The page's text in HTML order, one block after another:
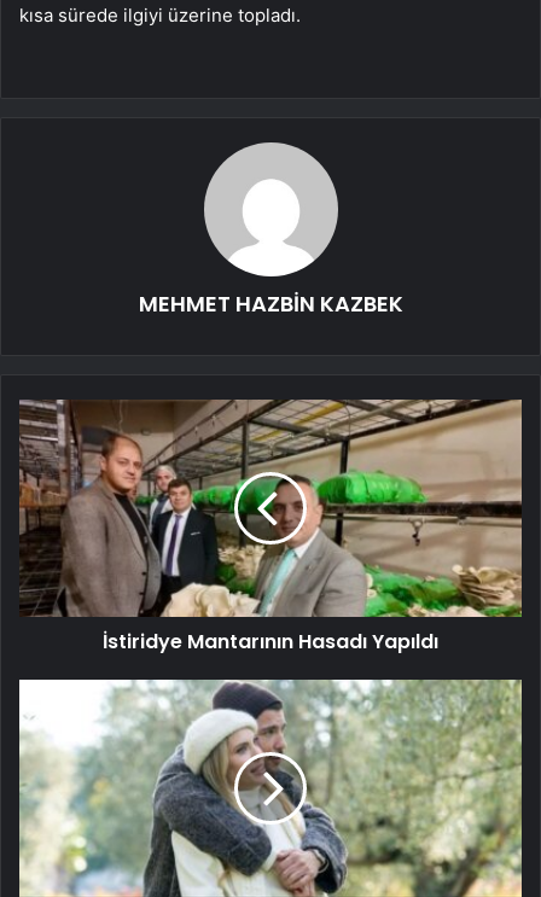
kısa sürede ilgiyi üzerine topladı.
MEHMET HAZBİN KAZBEK
İstiridye Mantarının Hasadı Yapıldı